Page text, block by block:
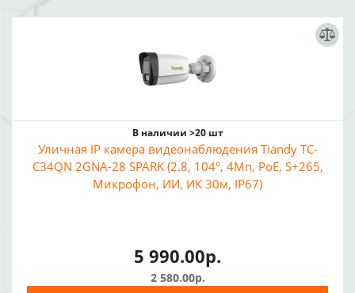
В наличии >20 шт
Уличная IP камера видеонаблюдения Tiandy TC-
C34QN 2GNA-28 SPARK (2.8, 104°, 4Мп, PoE, S+265,
Микрофон, ИИ, ИК 30м, IP67)
5 990.00р.
2 580.00р.